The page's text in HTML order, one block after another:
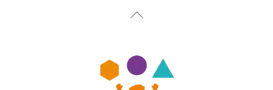
Back